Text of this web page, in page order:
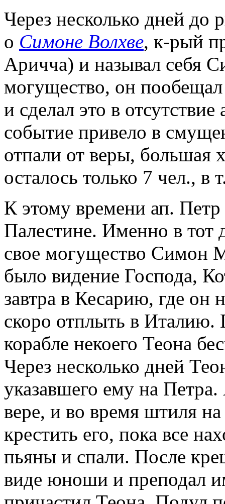
Через несколько дней
о Симоне Волхве, к-рый
Аричча) и называл себя
могущество, он
и сделал это в
событие привело в
отпали от веры, большая
осталось только 7 чел.,
К этому времени ап.
Палестине. Именно в тот
свое могущество Симон
было видение Господа,
завтра в Кесарию, где он
скоро отплыть в Италию.
корабле некоего Теона
Через несколько дней
указавшего ему на
вере, и во время штиля
крестить его, пока все
пьяны и спали. После
виде юноши и преподал